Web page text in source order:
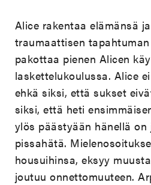
Alice rakentaa elämänsä
traumaattisen
pakottaa pienen Alicen
laskettelukoulussa. Alice
ehkä siksi, että sukset
siksi, että heti
ylös päästyään hänellä on
pissahätä.
housuihinsa, eksyy
joutuu onnettomuuteen.